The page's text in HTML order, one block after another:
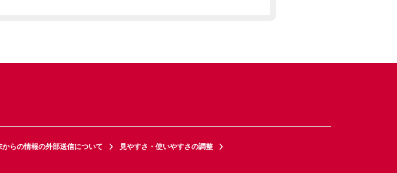
らの情報の外部送信について
見やすさ・使いやすさの調整